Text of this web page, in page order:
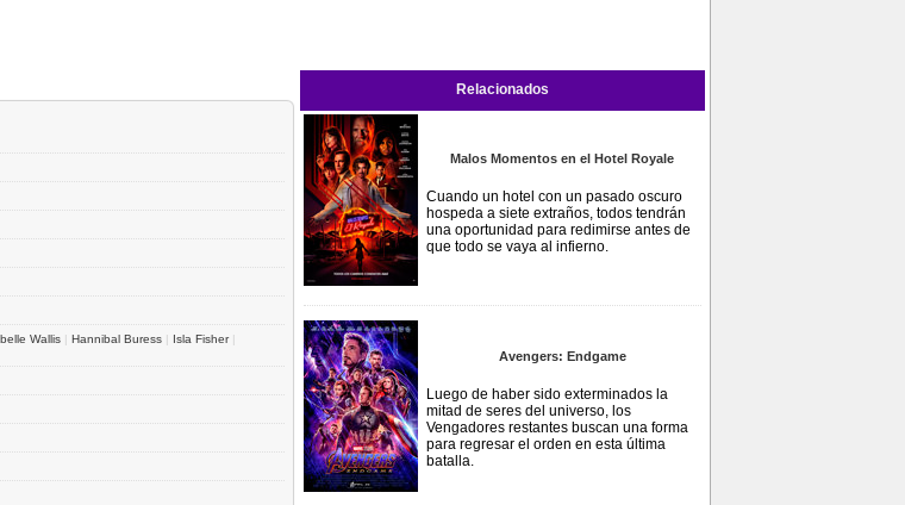
Wallis | Hannibal Buress | Isla Fisher|
Relacionados
Malos Momentos en el Hotel Royale
Cuando un hotel con un pasado oscuro
hospeda a siete extraños, todos tendrán
una oportunidad para redimirse antes de
que todo se vaya al infierno.
Avengers: Endgame
Luego de haber sido exterminados la
mitad de seres del universo, los
Vengadores restantes buscan una forma
para regresar el orden en esta última
batalla.